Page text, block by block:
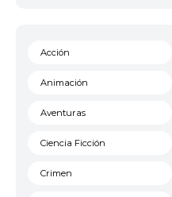
Acción
Animación
Aventuras
Ciencia Ficción
Crimen